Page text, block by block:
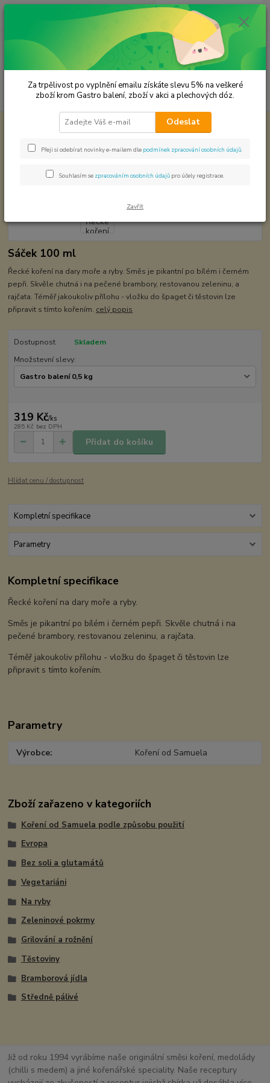
Menu
Hledat
ks
za 0,00 Kč
Koření od Samuela podle způsobu použití Dary moře - Řecké koření
Dary moře - Řecké koření
Sáček 100 ml
Řecké koření na dary moře a ryby. Směs je pikantní po bílém i černém
pepři. Skvěle chutná i na pečené brambory, restovanou zeleninu, a
rajčata. Téměř jakoukoliv přílohu - vložku do špaget či těstovin lze
připravit s tímto kořením. celý popis
Dostupnost
Skladem
Množstevní slevy:
319 Kč/ks
285 Kč bez DPH
Přidat do košíku
Hlídat cenu / dostupnost
Kompletní specifikace
Parametry
Kompletní specifikace
Řecké koření na dary moře a ryby.
Směs je pikantní po bílém i černém pepři. Skvěle chutná i na
pečené brambory, restovanou zeleninu, a rajčata.
Téměř jakoukoliv přílohu - vložku do špaget či těstovin lze
připravit s tímto kořením.
Parametry
Výrobce Koření od Samuela
Zboží zařazeno v kategoriích
Koření od Samuela podle způsobu použití
Evropa
Bez soli a glutamátů
Vegetariáni
Na ryby
Zeleninové pokrmy
Grilování a rožnění
Těstoviny
Bramborová jídla
Středně pálivé
Již od roku 1994 vyrábíme naše originální směsi koření, medolády
(chilli s medem) a jiné kořenářské speciality. Naše receptury
Za trpělivost po vyplnění emailu získáte slevu 5% na veškeré
zboží krom Gastro balení, zboží v akci a plechových dóz.
Odeslat
Přeji si odebírat novinky e-mailem dle podmínek zpracování osobních údajů
Souhlasím se zpracováním osobních údajů pro účely registrace.
Zavřít